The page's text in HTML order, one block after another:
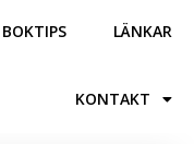
BOKTIPS LÄNKAR
KONTAKT